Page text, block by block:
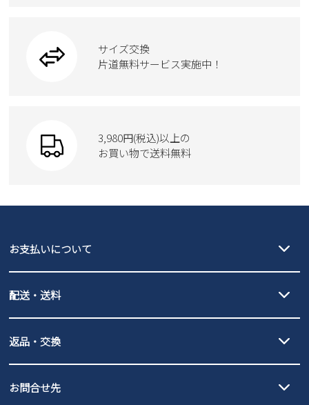
ウェア
moz
ブーツ
Parade
GAP
new balance
瞬足
トートバッグサイズ交換
片道無料サービス実施中！
3,980円(税込)以上の
お買い物で送料無料
お支払いについて
PayPay（オンライン決済）、代金引換のご利用が可能です。
配送・送料
北海道・本州・四国・九州…550円
3,980円（税込）以上お買い上げで送料無料
全国一律…220円（税込）
発送日・送料詳細についてはご利用ガイドを
ご利用ください。
返品・交換
の片道無料サービスを実施中！
お問合せ先